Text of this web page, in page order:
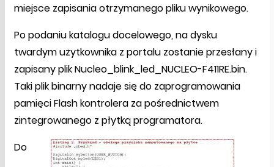
miejsce zapisania otrzymanego pliku wynikowego.
Po podaniu katalogu docelowego, na dysku
twardym użytkownika z portalu zostanie przesłany i
zapisany plik Nucleo_blink_led_NUCLEO-F411RE.bin.
Taki plik binarny nadaje się do zaprogramowania
pamięci Flash kontrolera za pośrednictwem
zintegrowanego z płytką programatora.
Do